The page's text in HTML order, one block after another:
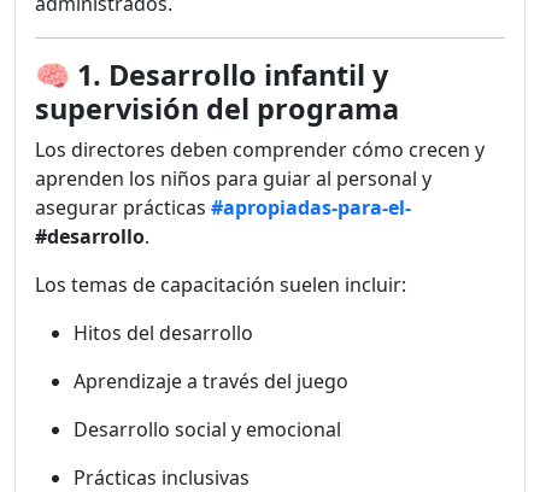
🧠 1. Desarrollo infantil y
supervisión del programa
Los directores deben comprender cómo crecen y
aprenden los niños para guiar al personal y
asegurar prácticas #apropiadas-para-el-
#desarrollo.
Los temas de capacitación suelen incluir:
Hitos del desarrollo
Aprendizaje a través del juego
Desarrollo social y emocional
Prácticas inclusivas